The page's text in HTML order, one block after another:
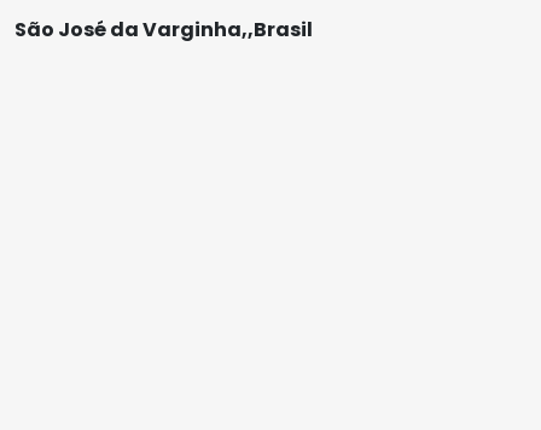
São José da Varginha,,Brasil